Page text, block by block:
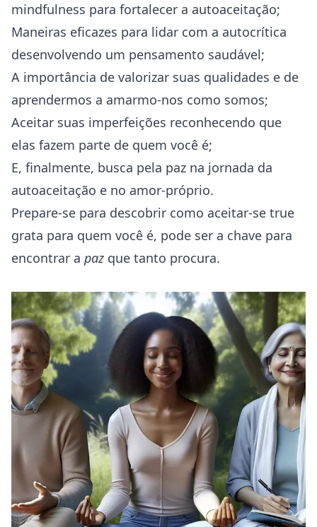
mindfulness para fortalecer a autoaceitação;
Maneiras eficazes para lidar com a autocrítica
desenvolvendo um pensamento saudável;
A importância de valorizar suas qualidades e de
aprendermos a amarmo-nos como somos;
Aceitar suas imperfeições reconhecendo que
elas fazem parte de quem você é;
E, finalmente, busca pela paz na jornada da
autoaceitação e no amor-próprio.
Prepare-se para descobrir como aceitar-se true
grata para quem você é, pode ser a chave para
encontrar a paz que tanto procura.